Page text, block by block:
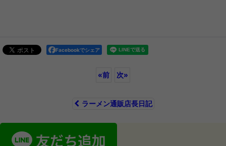
Facebookでシェア
«前 次»
ラーメン通販店長日記